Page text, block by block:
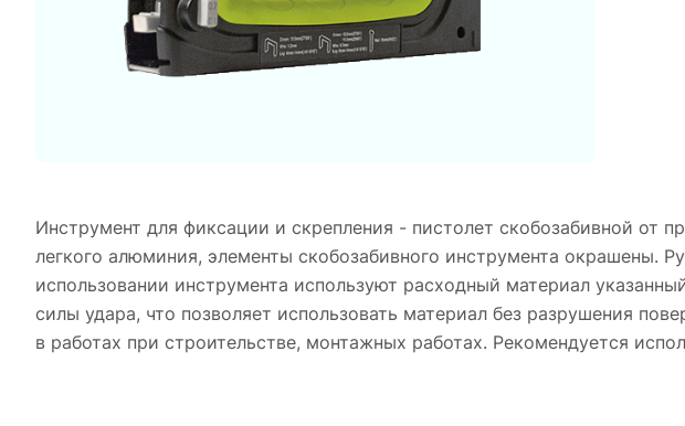
Инструмент для фиксации и скрепления - пистолет скобозабивной от
легкого алюминия, элементы скобозабивного инструмента окрашены.
использовании инструмента используют расходный материал
силы удара, что позволяет использовать материал без разрушения
в работах при строительстве, монтажных работах. Рекомендуется